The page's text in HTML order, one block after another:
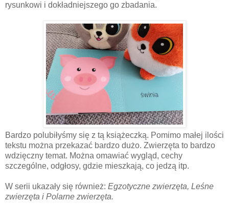
rysunkowi i dokładniejszego go zbadania.
Bardzo polubiłyśmy się z tą książeczką. Pomimo małej ilości
tekstu można przekazać bardzo dużo. Zwierzęta to bardzo
wdzięczny temat. Można omawiać wygląd, cechy
szczególne, odgłosy, gdzie mieszkają, co jedzą itp.
W serii ukazały się również: Egzotyczne zwierzęta, Leśne
zwierzęta i Polarne zwierzęta.